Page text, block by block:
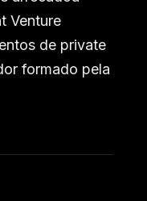
Venture
de private
formado pela